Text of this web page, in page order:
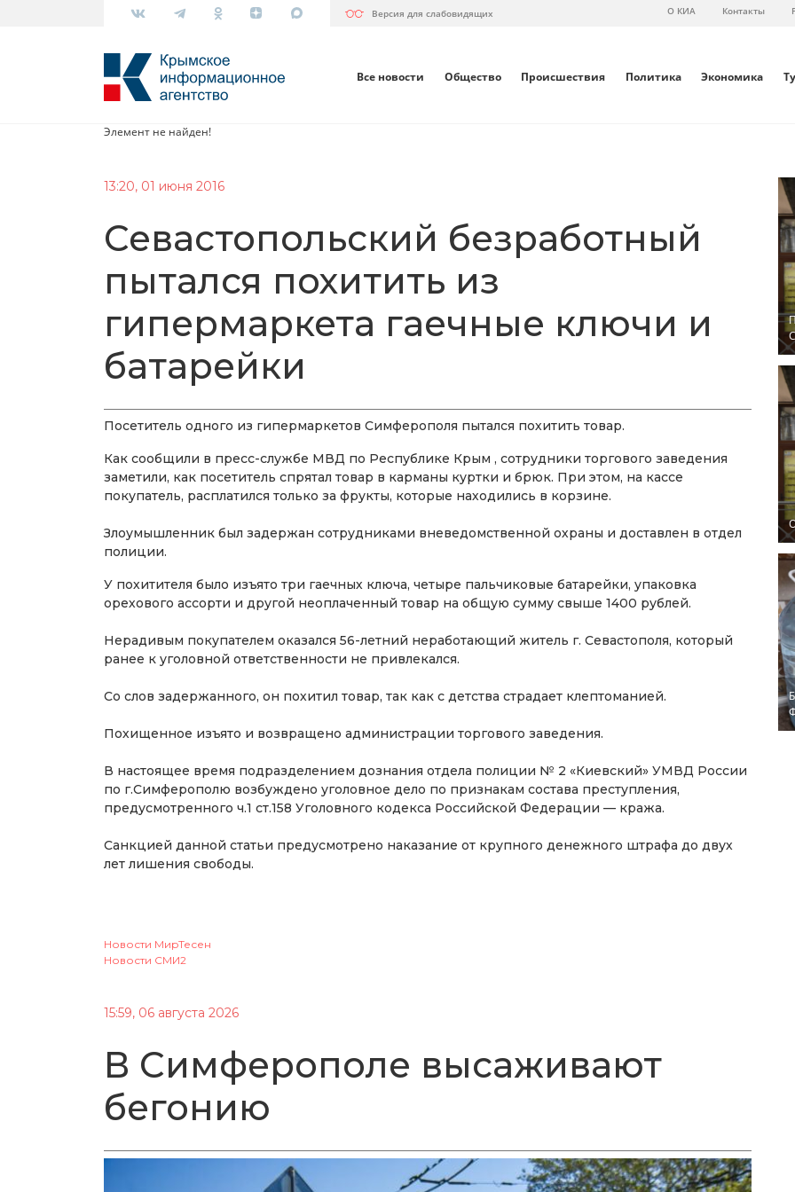
Версия для слабовидящих О КИА Контакты
Все новости Общество Происшествия Политика Экономика
Элемент не найден!
13:20, 01 июня 2016
Севастопольский безработный
пытался похитить из
гипермаркета гаечные ключи и
батарейки
Посетитель одного из гипермаркетов Симферополя пытался похитить товар.
Как сообщили в пресс-службе МВД по Республике Крым , сотрудники торгового заведения
заметили, как посетитель спрятал товар в карманы куртки и брюк. При этом, на кассе
покупатель, расплатился только за фрукты, которые находились в корзине.
Злоумышленник был задержан сотрудниками вневедомственной охраны и доставлен в отдел
полиции.
У похитителя было изъято три гаечных ключа, четыре пальчиковые батарейки, упаковка
орехового ассорти и другой неоплаченный товар на общую сумму свыше 1400 рублей.
Нерадивым покупателем оказался 56-летний неработающий житель г. Севастополя, который
ранее к уголовной ответственности не привлекался.
Со слов задержанного, он похитил товар, так как с детства страдает клептоманией.
Похищенное изъято и возвращено администрации торгового заведения.
В настоящее время подразделением дознания отдела полиции № 2 «Киевский» УМВД России
по г.Симферополю возбуждено уголовное дело по признакам состава преступления,
предусмотренного ч.1 ст.158 Уголовного кодекса Российской Федерации — кража.
Санкцией данной статьи предусмотрено наказание от крупного денежного штрафа до двух
лет лишения свободы.
Новости МирТесен
Новости СМИ2
15:59, 06 августа 2026
В Симферополе высаживают
бегонию